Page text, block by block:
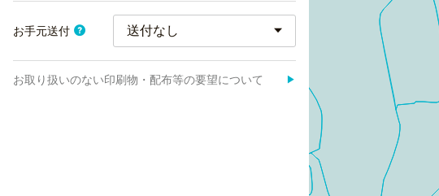
お手元送付
お取り扱いのない印刷物・配布等の要望について ▶